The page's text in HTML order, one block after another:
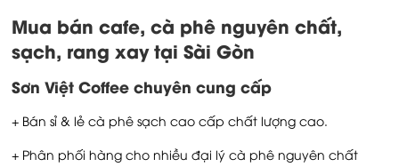
Mua bán cafe, cà phê nguyên chất,
sạch, rang xay tại Sài Gòn
Sơn Việt Coffee chuyên cung cấp
+ Bán sỉ & lẻ cà phê sạch cao cấp chất lượng cao.
+ Phân phối hàng cho nhiều đại lý cà phê nguyên chất